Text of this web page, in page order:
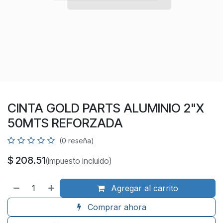
CINTA GOLD PARTS ALUMINIO 2"X
50MTS REFORZADA
(0 reseña)
$ 208.51(impuesto incluido)
Agregar al carrito
Comprar ahora